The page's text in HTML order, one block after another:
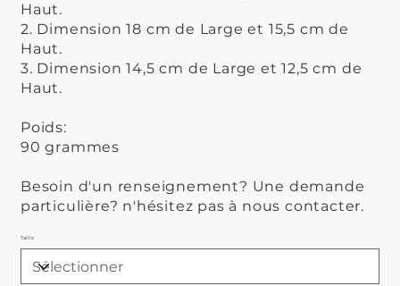
Haut.
2. Dimension 18 cm de Large et 15,5 cm de
Haut.
3. Dimension 14,5 cm de Large et 12,5 cm de
Haut.
Poids:
90 grammes
Besoin d'un renseignement? Une demande
particulière? n'hésitez pas à nous contacter.
Taille